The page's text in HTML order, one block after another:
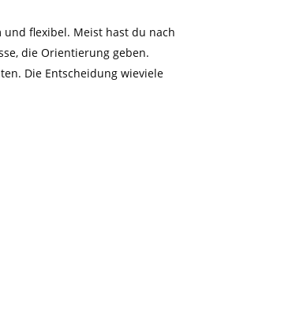
flexibel. Meist hast du nach
die Orientierung geben.
Die Entscheidung wieviele